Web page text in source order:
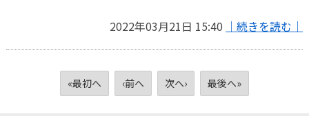
2022年03月21日 15:40 ｜続きを読む｜
«最初へ ‹前へ 次へ› 最後へ»